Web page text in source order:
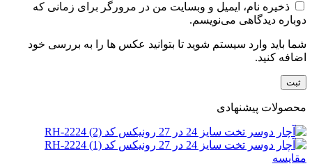
ذخیره نام، ایمیل و وبسایت من در مرورگر برای زمانی که
دوباره دیدگاهی می‌نویسم.
شما باید وارد سیستم شوید تا بتوانید عکس ها را به بررسی خود
اضافه کنید.
محصولات پیشنهادی
مقایسه